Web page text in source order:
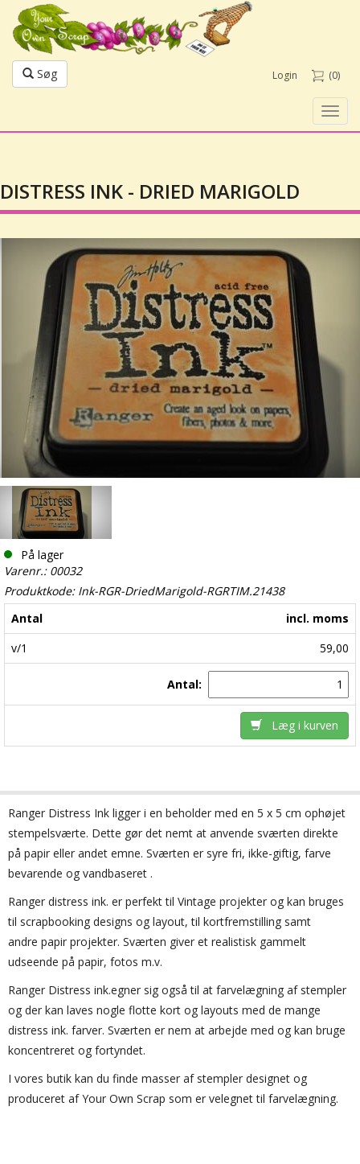
Søg Login (0)
DISTRESS INK - DRIED MARIGOLD
På lager
Varenr.: 00032
Produktkode: Ink-RGR-DriedMarigold-RGRTIM.21438
Antal
incl. moms
v/1
59,00
Antal:
Læg i kurven
Ranger Distress Ink ligger i en beholder med en 5 x 5 cm ophøjet
stempelsværte. Dette gør det nemt at anvende sværten direkte
på papir eller andet emne. Sværten er syre fri, ikke-giftig, farve
bevarende og vandbaseret .
Ranger distress ink. er perfekt til Vintage projekter og kan bruges
til scrapbooking designs og layout, til kortfremstilling samt
andre papir projekter. Sværten giver et realistisk gammelt
udseende på papir, fotos m.v.
Ranger Distress ink.egner sig også til at farvelægning af stempler
og der kan laves nogle flotte kort og layouts med de mange
distress ink. farver. Sværten er nem at arbejde med og kan bruge
koncentreret og fortyndet.
I vores butik kan du finde masser af stempler designet og
produceret af Your Own Scrap som er velegnet til farvelægning.